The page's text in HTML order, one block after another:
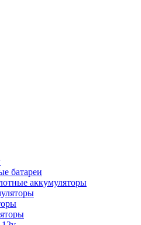
батареи
аккумуляторы